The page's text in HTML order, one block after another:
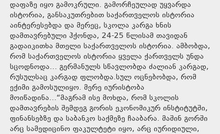
დაფაზე იყო გამოკრული. გამორჩეულად უყვარდა
ისტორია, განსაკუთრებით საქართველოს ისტორია
აინტერესებდა და მერეც, სკოლა კარგა ხნის
დამთავრებული ჰქონდა, 24-25 წლისამ თავიდან
გადაიკითხა მთელი საქართველოს ისტორია. ამბობდა,
რომ საქართველოს ისტორია ყველა ქართველს უნდა
სცოდნოდა… გერმანულს სწავლობდა ძალიან კარგად,
რუსულსაც კარგად ფლობდა.სულ ოცნებობდა, რომ
ექიმი გამოსულიყო. მერე იურისტობა
მოიწადინა…“მაგრამ ისე მოხდა, რომ სკოლის
დამთავრების შემდეგ გორის ეკონომიკურ ინსტიტუტში,
ფინანსებზე და საბანკო საქმეზე ჩააბარა. მაშინ გორში
არც სამედიცინო ფაკულტეტი იყო, არც იურიდიული,